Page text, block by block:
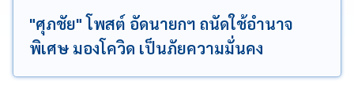
"ศุภชัย" โพสต์ อัดนายกฯ ถนัดใช้อำนาจ
พิเศษ มองโควิด เป็นภัยความมั่นคง